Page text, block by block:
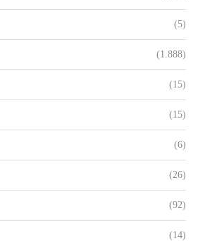
(5)
(1.888)
(15)
(15)
(6)
(26)
(92)
(14)